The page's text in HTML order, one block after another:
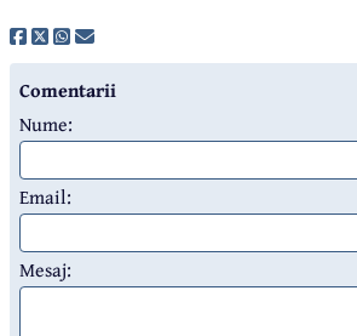
Comentarii
Nume:
Email:
Mesaj: